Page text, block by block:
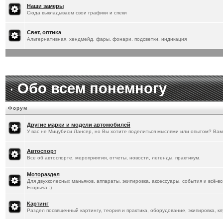
[20.1.2026]Titus:
Наши замеры
Сюда выкладываем свои графики и спеки
Свет, оптика
Альтернативная, хендмейд, фары, фонари, подсветки, индикация
Обо всем понемногу
Форум
Другие марки и модели автомобилей
У вас не Мицубиси Лансер, но Вы хотите поделиться мыслями или опытом?
Автоспорт
Все об автоспорте, мероприятия, отчеты, новости, легенды, практикум.
Мотораздел
Для двухколесных маньяков, аппараты, экипировка, аксессуары, события и всё-
Егорыча :)
Картинг
Раздел посвященный картингу, теория и практика, оборудование, экипировка,